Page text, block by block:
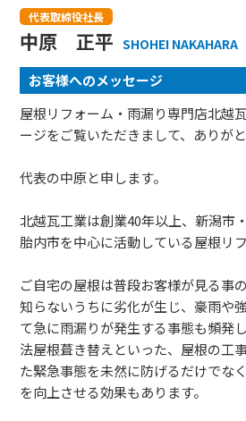
代表取締役社長
中原 正平 SHOHEI NAKAHARA
お客様へのメッセージ
屋根リフォーム・雨漏り専門店北越
ージをご覧いただきまして、ありが
代表の中原と申します。
北越瓦工業は創業40年以上、新潟市
胎内市を中心に活動している屋根リ
ご自宅の屋根は普段お客様が見る事
知らないうちに劣化が生じ、豪雨や
て急に雨漏りが発生する事態も頻発
法屋根葺き替えといった、屋根の工
た緊急事態を未然に防げるだけでな
を向上させる効果もあります。